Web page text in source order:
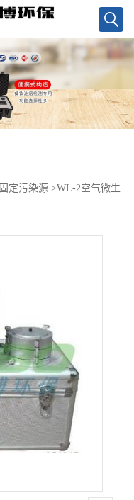
固定污染源 >WL-2空气微生